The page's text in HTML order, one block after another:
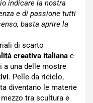
indicare la nostra
e di passione tutti
basta aprire la
di scarto
creativa italiana e
a una delle mostre
. Pelle da riciclo,
diventano le materie
tra scultura e